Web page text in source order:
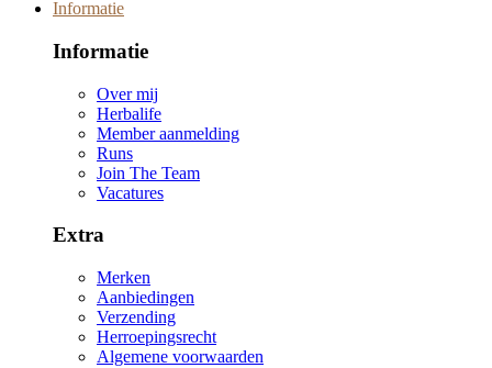
Informatie
Informatie
Over mij
Herbalife
Member aanmelding
Runs
Join The Team
Vacatures
Extra
Merken
Aanbiedingen
Verzending
Herroepingsrecht
Algemene voorwaarden